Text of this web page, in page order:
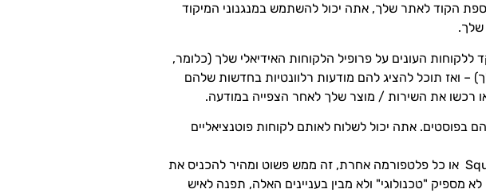
הקוד לאתר שלך, אתה יכול להשתמש במנגנוני המיקוד
שלך.
העונים על פרופיל הלקוחות האידיאלי שלך (כלומר,
לגור במרחק של 20 מיילים מהחנות שלך) – ואז תוכל להציג להם מודעות רלוונטיות בחדשות שלהם
רכשו את השירות / מוצר שלך לאחר הצפייה במודעה.
אתה יכול לשלוח לאותם לקוחות פוטנציאליים
אם אתה מנהל את האתר שלך דרך Squarespace, Shopify, Magento, WordPress או כל פלטפורמה אחרת, זה ממש פשוט ומהיר להכניס את
"טכנולוגי" ולא מבין בעניינים האלה, תפנה לאיש